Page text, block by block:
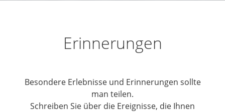
Erinnerungen
Besondere Erlebnisse und Erinnerungen sollte
man teilen.
Schreiben Sie über die Ereignisse, die Ihnen